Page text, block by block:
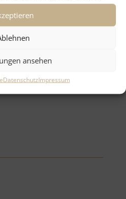
ansehen
DatenschutzImpressum